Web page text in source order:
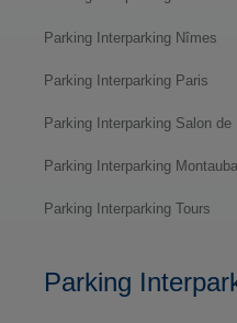
Parking Interparking Nîmes
Parking Interparking Paris
Parking Interparking Salon de
Parking Interparking
Parking Interparking Tours
Parking